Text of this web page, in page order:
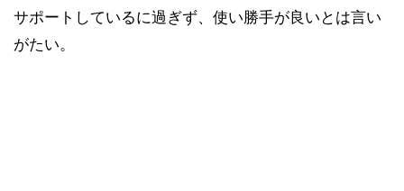
サポートしているに過ぎず、使い勝手が良いとは言い
がたい。